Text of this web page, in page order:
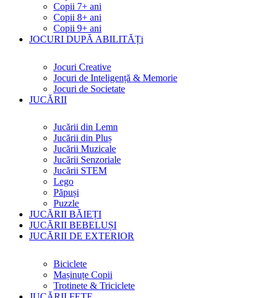
Copii 7+ ani
Copii 8+ ani
Copii 9+ ani
JOCURI DUPĂ ABILITĂȚi
Jocuri Creative
Jocuri de Inteligență & Memorie
Jocuri de Societate
JUCĂRII
Jucării din Lemn
Jucării din Pluș
Jucării Muzicale
Jucării Senzoriale
Jucării STEM
Lego
Păpuși
Puzzle
JUCĂRII BĂIEȚI
JUCĂRII BEBELUȘI
JUCĂRII DE EXTERIOR
Biciclete
Mașinuțe Copii
Trotinete & Triciclete